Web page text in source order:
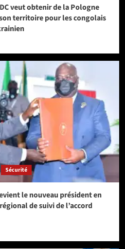
veut obtenir de la Pologne
territoire pour les congolais
Sécurité
le nouveau président en
de suivi de l’accord